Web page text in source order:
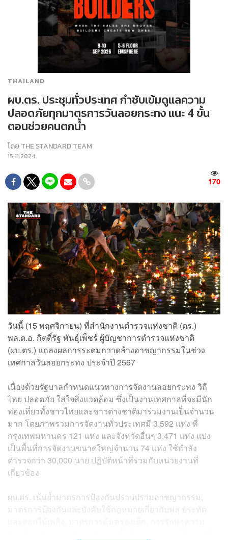
THAILAND
ผบ.ตร. ประชุมทั่วประเทศ กำชับเข้มดูแลความ
ปลอดภัยทุกมาตรการวันลอยกระทง แนะ 4 ขั้น
ตอนช่วยคนตกน้ำ
โดย THE STANDARD TEAM
15.11.2024
170
วันนี้ (15 พฤศจิกายน) ที่สำนักงานตำรวจแห่งชาติ (ตร.)
พล.ต.อ. กิตติ์รัฐ พันธุ์เพ็ชร์ ผู้บัญชาการตำรวจแห่งชาติ
(ผบ.ตร.) แถลงผลการระดมกวาดล้างอาชญากรรมในช่วง
เทศกาลวันลอยกระทง ประจำปี 2567
เนื่องด้วยรัฐบาลกำหนดแนวทางการจัดงานลอยกระทง วิถี
ไทย ปลอดภัย ใส่ใจสิ่งแวดล้อม ซึ่งเป็นงานเทศกาลที่จะมีนัก
ท่องเที่ยวทั้งชาวไทยและชาวต่างชาติมาร่วมงานเป็นจำนวน
มาก โดยภาพรวมการจัดงานทั่วประเทศมี 3,592 แห่ง ที่
กรุงเทพมหานคร 121 แห่ง และจังหวัดอื่นๆ 3,471 แห่ง แบ่ง
เป็นพื้นที่การจัดงานขนาดใหญ่จำนวน 74 แห่ง ใช้กำลัง
ตำรวจกว่า 30,000 นาย ปฏิบัติหน้าที่ร่วมกับหน่วยงานที่
เกี่ยวข้อง
ผบ.ตร. เน้นย้ำมาตรการป้องกันปราบปรามอาชญากรรม,
มาตรการป้องกันและบังคับใช้กฎหมายเกี่ยวกับพลุ ประทัด